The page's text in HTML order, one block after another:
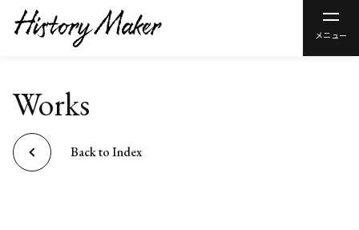
メニュー
Works
Back to Index